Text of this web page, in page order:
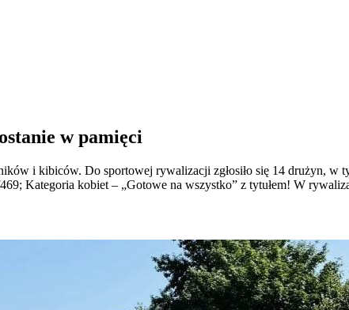
w pamięci
i kibiców. Do sportowej rywalizacji zgłosiło się 14 drużyn, w
Kategoria kobiet – „Gotowe na wszystko” z tytułem! W